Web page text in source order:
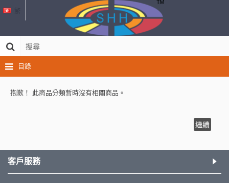
目錄
抱歉！ 此商品分類暫時沒有相關商品。
繼續
客戶服務